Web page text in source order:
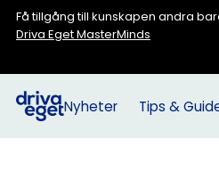
Få tillgång till kunskapen andra
Driva Eget MasterMinds
Nyheter Tips &